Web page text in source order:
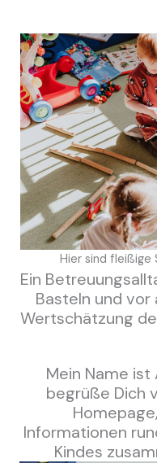
Hier sind fleißige
Ein
Basteln und vor
Wertschätzung
Mein Name ist
begrüße Dich
Informationen
Kindes